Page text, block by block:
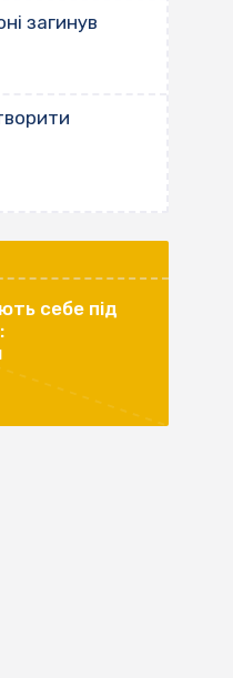
загинув
себе під